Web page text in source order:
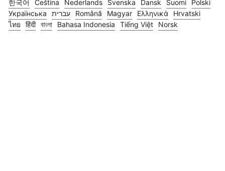
한국어
Čeština Nederlands Svenska Dansk Suomi
Polski
Українська
עברית Română Magyar Ελληνικά
Hrvatski
ไทย
हिंदी বাংলা Bahasa Indonesia Tiếng Việt Norsk